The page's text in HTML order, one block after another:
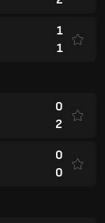
1
1
0
2
0
0